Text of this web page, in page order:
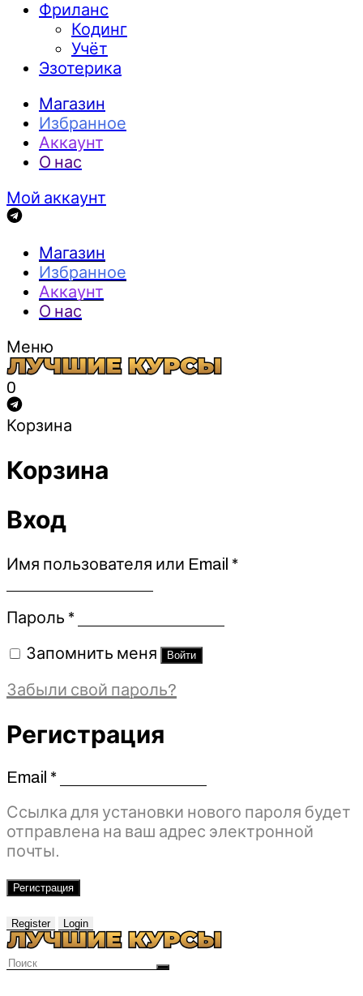
Фриланс
Кодинг
Учёт
Эзотерика
Магазин
Избранное
Аккаунт
О нас
Мой аккаунт
Магазин
Избранное
Аккаунт
О нас
Меню
0
Корзина
Корзина
Вход
Имя пользователя или Email *Обязательно
Пароль *Обязательно
Запомнить меня Войти
Забыли свой пароль?
Регистрация
Email *Обязательно
Ссылка для установки нового пароля будет
отправлена ​​на ваш адрес электронной
почты.
Регистрация
Register Login